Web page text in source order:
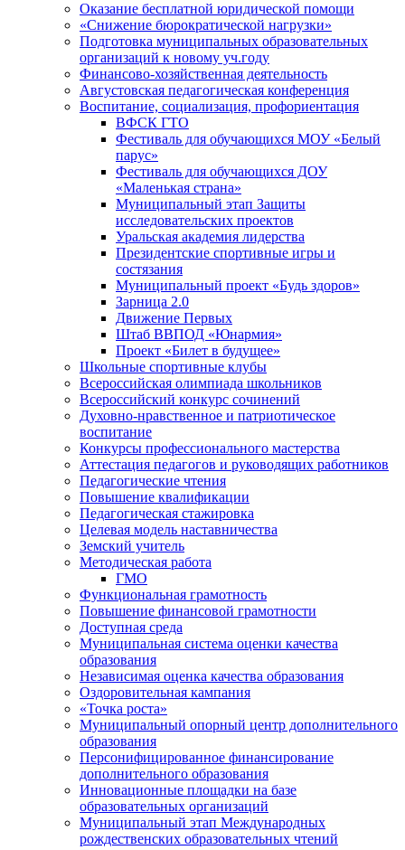
Оказание бесплатной юридической помощи
«Снижение бюрократической нагрузки»
Подготовка муниципальных образовательных
организаций к новому уч.году
Финансово-хозяйственная деятельность
Августовская педагогическая конференция
Воспитание, социализация, профориентация
ВФСК ГТО
Фестиваль для обучающихся МОУ «Белый
парус»
Фестиваль для обучающихся ДОУ
«Маленькая страна»
Муниципальный этап Защиты
исследовательских проектов
Уральская академия лидерства
Президентские спортивные игры и
состязания
Муниципальный проект «Будь здоров»
Зарница 2.0
Движение Первых
Штаб ВВПОД «Юнармия»
Проект «Билет в будущее»
Школьные спортивные клубы
Всероссийская олимпиада школьников
Всероссийский конкурс сочинений
Духовно-нравственное и патриотическое
воспитание
Конкурсы профессионального мастерства
Аттестация педагогов и руководящих работников
Педагогические чтения
Повышение квалификации
Педагогическая стажировка
Целевая модель наставничества
Земский учитель
Методическая работа
ГМО
Функциональная грамотность
Повышение финансовой грамотности
Доступная среда
Муниципальная система оценки качества
образования
Независимая оценка качества образования
Оздоровительная кампания
«Точка роста»
Муниципальный опорный центр дополнительного
образования
Персонифицированное финансирование
дополнительного образования
Инновационные площадки на базе
образовательных организаций
Муниципальный этап Международных
рождественских образовательных чтений